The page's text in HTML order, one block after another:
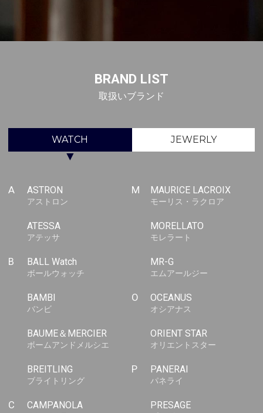
BRAND LIST
取扱いブランド
WATCH JEWERLY
▼
A ASTRON
アストロン
ATESSA
アテッサ
B BALL Watch
ボールウォッチ
BAMBI
バンビ
BAUME＆MERCIER
ボームアンドメルシエ
BREITLING
ブライトリング
C CAMPANOLA
M MAURICE LACROIX
モーリス・ラクロア
MORELLATO
モレラート
MR-G
エムアールジー
O OCEANUS
オシアナス
ORIENT STAR
オリエントスター
P PANERAI
パネライ
PRESAGE